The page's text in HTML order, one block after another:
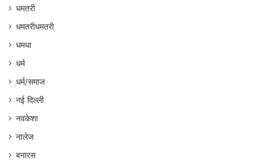
धमतरी
धमतरीधमतरी
धमधा
धर्म
धर्म/समाज
नई दिल्ली
नवकेशा
नालेज
बनारस